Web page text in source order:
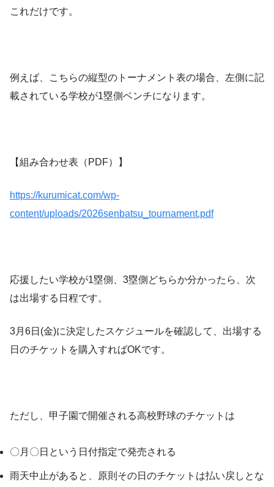
これだけです。
例えば、こちらの縦型のトーナメント表の場合、左側に記
載されている学校が1塁側ベンチになります。
【組み合わせ表（PDF）】
https://kurumicat.com/wp-
content/uploads/2026senbatsu_tournament.pdf
応援したい学校が1塁側、3塁側どちらか分かったら、次
は出場する日程です。
3月6日(金)に決定したスケジュールを確認して、出場する
日のチケットを購入すればOKです。
ただし、甲子園で開催される高校野球のチケットは
〇月〇日という日付指定で発売される
雨天中止があると、原則その日のチケットは払い戻しとな